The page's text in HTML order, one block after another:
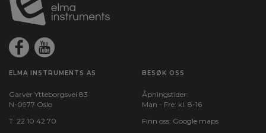
ELMA INSTRUMENTS AS
Garver Ytteborgsvei 83
N-0977 Oslo
T: 22 10 42 70
BESØK OSS
Åpningstider:
Man - Fre: kl. 8-16
Finn oss: Google maps